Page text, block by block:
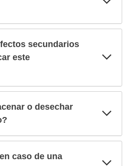
secundarios
este
o desechar
caso de una